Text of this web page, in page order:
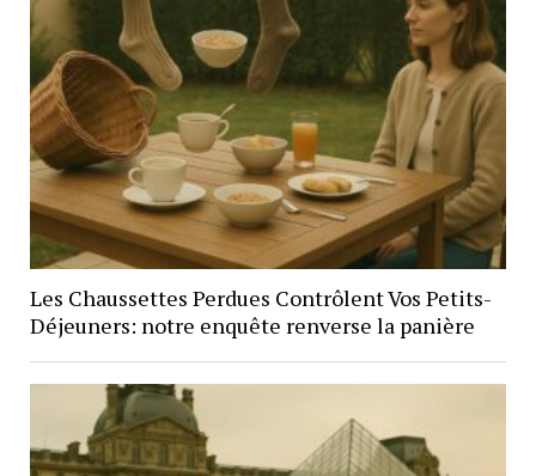
Les Chaussettes Perdues Contrôlent Vos Petits-
Déjeuners: notre enquête renverse la panière